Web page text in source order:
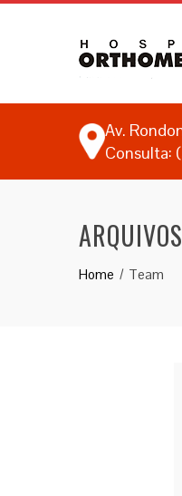
Av.
Consulta:
Home Team